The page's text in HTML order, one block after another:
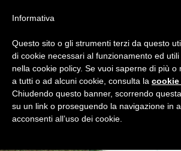
Home Premio Teomondo Scrofalo 2017/18
2017/18
Tutto quanto occorre saper per votare la
regalato la miglior risata della stagione
Milan Night!
Informativa
Questo sito o gli strumenti terzi da questo
di cookie necessari al funzionamento ed
nella cookie policy. Se vuoi saperne di più o
a tutti o ad alcuni cookie, consulta la
Chiudendo questo banner, scorrendo
su un link o proseguendo la navigazione in
acconsenti all’uso dei cookie.